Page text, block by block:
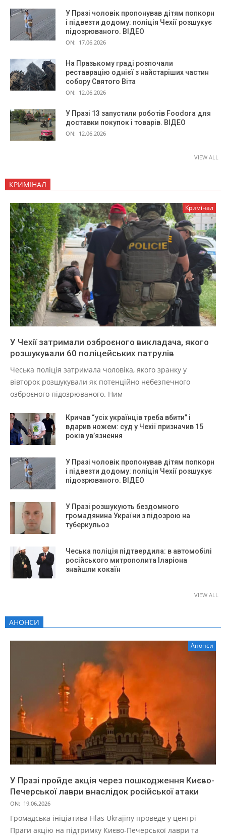
У Празі чоловік пропонував дітям попкорн
і підвезти додому: поліція Чехії розшукує
підозрюваного. ВІДЕО
ON: 17.06.2026
На Празькому граді розпочали
реставрацію однієї з найстаріших частин
собору Святого Віта
ON: 12.06.2026
У Празі 13 запустили роботів Foodora для
доставки покупок і товарів. ВІДЕО
ON: 12.06.2026
VIEW ALL
КРИМІНАЛ
Кримінал
У Чехії затримали озброєного викладача, якого
розшукували 60 поліцейських патрулів
Чеська поліція затримала чоловіка, якого зранку у
вівторок розшукували як потенційно небезпечного
озброєного підозрюваного. Ним
Кричав “усіх українців треба вбити” і
вдарив ножем: суд у Чехії призначив 15
років ув’язнення
У Празі чоловік пропонував дітям попкорн
і підвезти додому: поліція Чехії розшукує
підозрюваного. ВІДЕО
У Празі розшукують бездомного
громадянина України з підозрою на
туберкульоз
Чеська поліція підтвердила: в автомобілі
російського митрополита Іларіона
знайшли кокаїн
VIEW ALL
АНОНСИ
Анонси
У Празі пройде акція через пошкодження Києво-
Печерської лаври внаслідок російської атаки
ON: 19.06.2026
Громадська ініціатива Hlas Ukrajiny проведе у центрі
Праги акцію на підтримку Києво-Печерської лаври та